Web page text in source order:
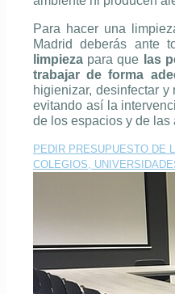
Para hacer una
Madrid deberás ante
limpieza para que las
trabajar de forma
higienizar, desinfectar y
evitando así la
de los espacios y de las
PEDIR PRESUPUESTO DE
COLEGIOS,